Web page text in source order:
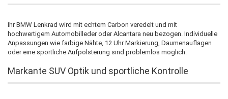
Ihr BMW Lenkrad wird mit echtem Carbon veredelt und mit
hochwertigem Automobilleder oder Alcantara neu bezogen. Individuelle
Anpassungen wie farbige Nähte, 12 Uhr Markierung, Daumenauflagen
oder eine sportliche Aufpolsterung sind problemlos möglich.
Markante SUV Optik und sportliche Kontrolle